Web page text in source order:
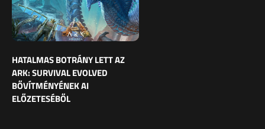
HATALMAS BOTRÁNY LETT AZ
ARK: SURVIVAL EVOLVED
BŐVÍTMÉNYÉNEK AI
ELŐZETESÉBŐL